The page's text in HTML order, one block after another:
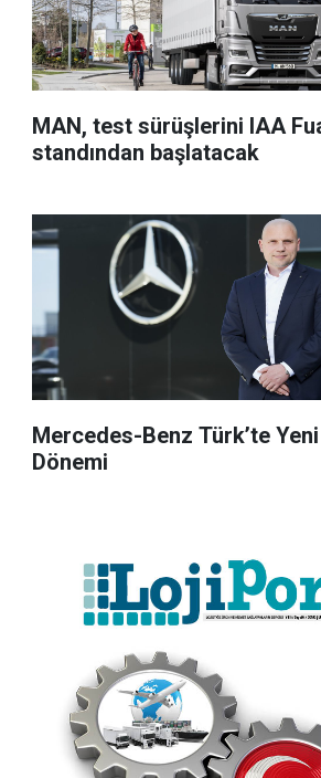
MAN, test sürüşlerini IAA
standından başlatacak
Mercedes-Benz Türk’te Yeni
Dönemi